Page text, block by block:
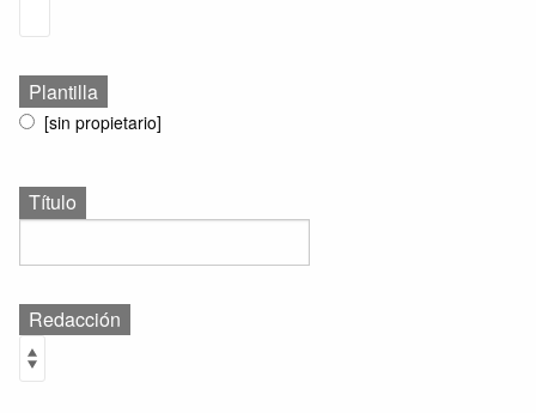
Plantilla
[sin propietario]
Título
Redacción